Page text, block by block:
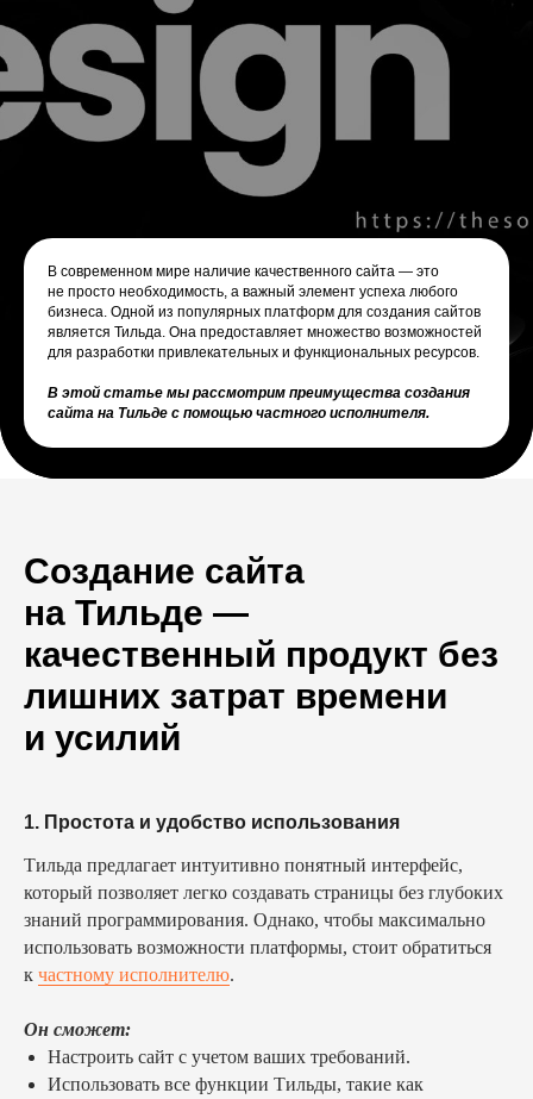
В современном мире наличие качественного сайта — это
не просто необходимость, а важный элемент успеха любого
бизнеса. Одной из популярных платформ для создания сайтов
является Тильда. Она предоставляет множество возможностей
для разработки привлекательных и функциональных ресурсов.
В этой статье мы рассмотрим преимущества создания
сайта на Тильде с помощью частного исполнителя.
Создание сайта
на Тильде —
качественный продукт без
лишних затрат времени
и усилий
1. Простота и удобство использования
Тильда предлагает интуитивно понятный интерфейс,
который позволяет легко создавать страницы без глубоких
знаний программирования. Однако, чтобы максимально
использовать возможности платформы, стоит обратиться
к частному исполнителю.
Он сможет:
Настроить сайт с учетом ваших требований.
Использовать все функции Тильды, такие как